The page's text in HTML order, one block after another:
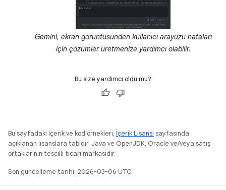
Gemini, ekran görüntüsünden kullanıcı arayüzü hataları
için çözümler üretmenize yardımcı olabilir.
Bu size yardımcı oldu mu?
Bu sayfadaki içerik ve kod örnekleri, İçerik Lisansı sayfasında
açıklanan lisanslara tabidir. Java ve OpenJDK, Oracle ve/veya satış
ortaklarının tescilli ticari markasıdır.
Son güncelleme tarihi: 2026-03-06 UTC.